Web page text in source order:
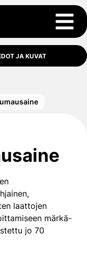
Avaa
JA KUVAT
laattojen
märkä-
jo 70